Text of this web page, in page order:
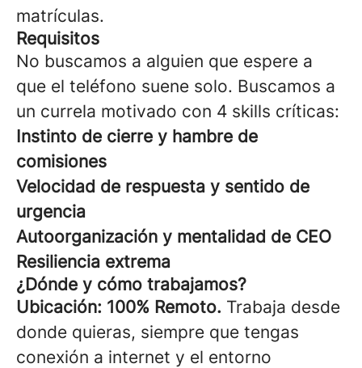
matrículas.
Requisitos
No buscamos a alguien que espere a
que el teléfono suene solo. Buscamos a
un currela motivado con 4 skills críticas:
Instinto de cierre y hambre de
comisiones
Velocidad de respuesta y sentido de
urgencia
Autoorganización y mentalidad de CEO
Resiliencia extrema
¿Dónde y cómo trabajamos?
Ubicación: 100% Remoto. Trabaja desde
donde quieras, siempre que tengas
conexión a internet y el entorno